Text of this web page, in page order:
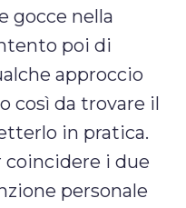
gocce nella
poi di
approccio
così da trovare il
in pratica.
coincidere i due
personale